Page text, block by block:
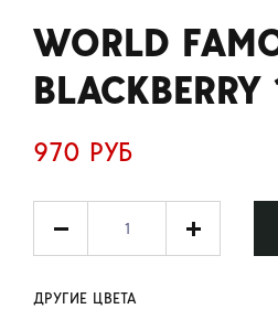
WORLD
970 РУБ
ДРУГИЕ ЦВЕТА